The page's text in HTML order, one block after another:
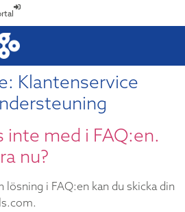
Klantenservice
inte med i FAQ:en.
nu?
i FAQ:en kan du skicka din